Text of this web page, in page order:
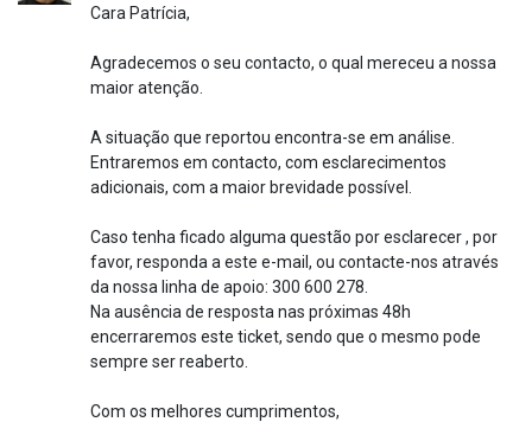
Cara Patrícia,
Agradecemos o seu contacto, o qual mereceu a nossa
maior atenção.
A situação que reportou encontra-se em análise.
Entraremos em contacto, com esclarecimentos
adicionais, com a maior brevidade possível.
Caso tenha ficado alguma questão por esclarecer , por
favor, responda a este e-mail, ou contacte-nos através
da nossa linha de apoio: 300 600 278.
Na ausência de resposta nas próximas 48h
encerraremos este ticket, sendo que o mesmo pode
sempre ser reaberto.
Com os melhores cumprimentos,